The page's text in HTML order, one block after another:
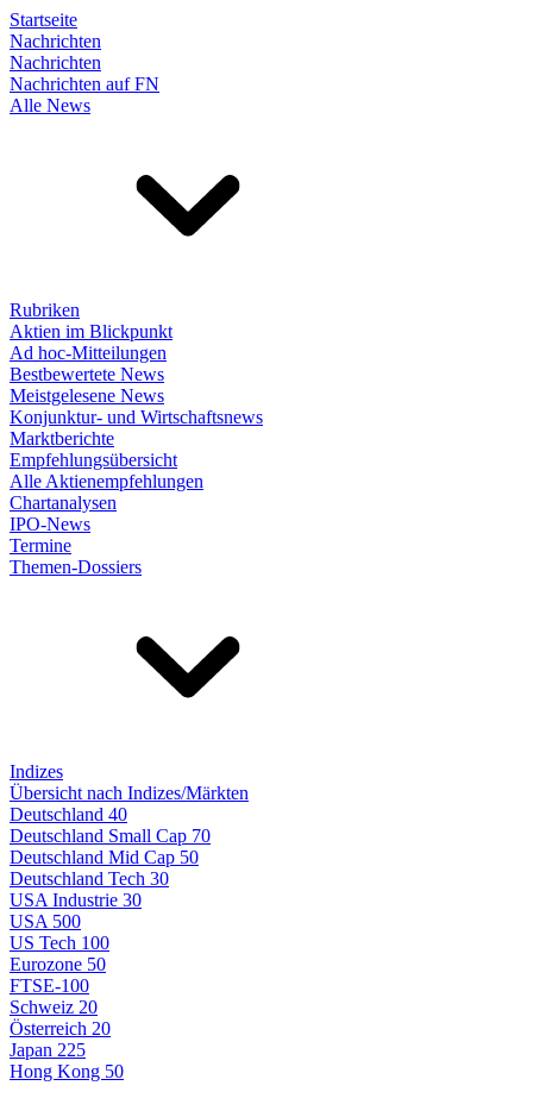
Startseite
Nachrichten
Nachrichten
Nachrichten auf FN
Alle News
Rubriken
Aktien im Blickpunkt
Ad hoc-Mitteilungen
Bestbewertete News
Meistgelesene News
Konjunktur- und Wirtschaftsnews
Marktberichte
Empfehlungsübersicht
Alle Aktienempfehlungen
Chartanalysen
IPO-News
Termine
Themen-Dossiers
Indizes
Übersicht nach Indizes/Märkten
Deutschland 40
Deutschland Small Cap 70
Deutschland Mid Cap 50
Deutschland Tech 30
USA Industrie 30
USA 500
US Tech 100
Eurozone 50
FTSE-100
Schweiz 20
Österreich 20
Japan 225
Hong Kong 50